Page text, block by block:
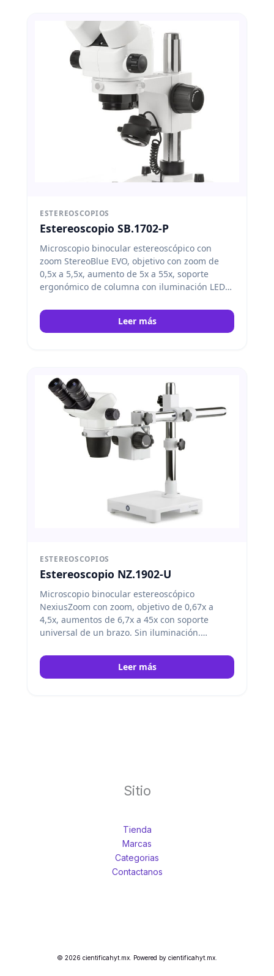
ESTEREOSCOPIOS
Estereoscopio SB.1702-P
Microscopio binocular estereoscópico con
zoom StereoBlue EVO, objetivo con zoom de
0,5x a 5,5x, aumento de 5x a 55x, soporte
ergonómico de columna con iluminación LED
Leer más
ESTEREOSCOPIOS
Estereoscopio NZ.1902-U
Microscopio binocular estereoscópico
NexiusZoom con zoom, objetivo de 0,67x a
4,5x, aumentos de 6,7x a 45x con soporte
universal de un brazo. Sin iluminación.
Leer más
Sitio
Tienda
Marcas
Categorias
Contactanos
© 2026 cientificahyt.mx. Powered by cientificahyt.mx.